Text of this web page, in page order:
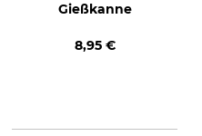
Gießkanne
8,95 €